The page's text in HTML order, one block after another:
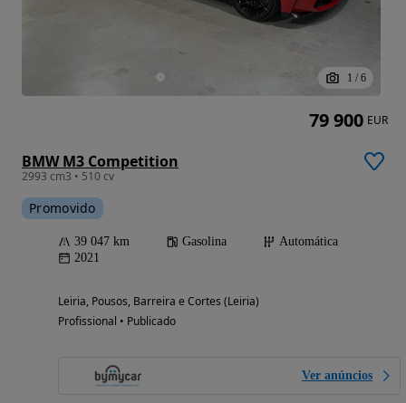
1 / 6
BMW M3 Competition
2993 cm3 • 510 cv
Promovido
39 047 km Gasolina
Automática
2021
Leiria, Pousos, Barreira e Cortes (Leiria)
Profissional • Publicado
Ver anúncios
79 900 EUR